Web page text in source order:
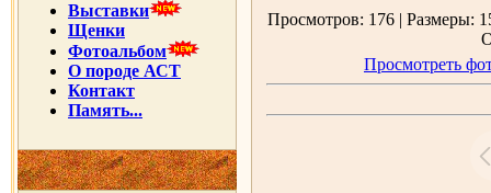
Выставки
Щенки
Фотоальбом
О породе АСТ
Контакт
Память...
Просмотров: 176 | Размеры:
Просмотреть